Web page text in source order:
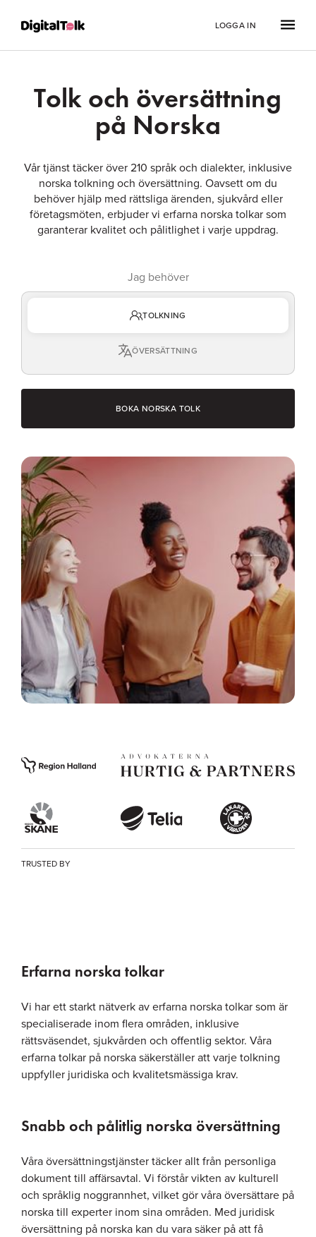
LOGGA IN
Tolk och översättning
på Norska
Vår tjänst täcker över 210 språk och dialekter, inklusive
norska tolkning och översättning. Oavsett om du
behöver hjälp med rättsliga ärenden, sjukvård eller
företagsmöten, erbjuder vi erfarna norska tolkar som
garanterar kvalitet och pålitlighet i varje uppdrag.
Jag behöver
TOLKNING
ÖVERSÄTTNING
BOKA NORSKA TOLK
TRUSTED BY
Erfarna norska tolkar
Vi har ett starkt nätverk av erfarna norska tolkar som är
specialiserade inom flera områden, inklusive
rättsväsendet, sjukvården och offentlig sektor. Våra
erfarna tolkar på norska säkerställer att varje tolkning
uppfyller juridiska och kvalitetsmässiga krav.
Snabb och pålitlig norska översättning
Våra översättningstjänster täcker allt från personliga
dokument till affärsavtal. Vi förstår vikten av kulturell
och språklig noggrannhet, vilket gör våra översättare på
norska till experter inom sina områden. Med juridisk
översättning på norska kan du vara säker på att få